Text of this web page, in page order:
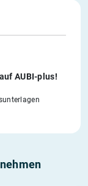
AUBI-plus!